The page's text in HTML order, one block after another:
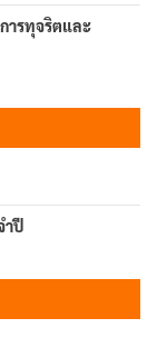
ารทุจริตและ
ำปี